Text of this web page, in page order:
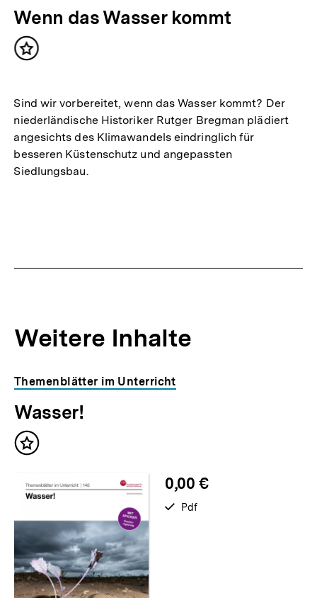
Wenn das Wasser kommt
Inhalt
Sind wir vorbereitet, wenn das Wasser kommt? Der
niederländische Historiker Rutger Bregman plädiert
angesichts des Klimawandels eindringlich für
besseren Küstenschutz und angepassten
Siedlungsbau.
Weitere Inhalte
Inhaltskarousell
für
weitere
Inhalte
Inhaltskarussell
überspringen
Themenblätter im Unterricht
Wasser!
Inhalt
0,00 €
verfügbar
Pdf